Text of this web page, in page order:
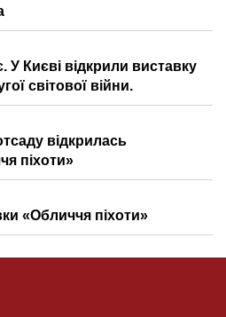
У Києві відкрили виставку
світової війни.
відкрилась
піхоти»
«Обличчя піхоти»